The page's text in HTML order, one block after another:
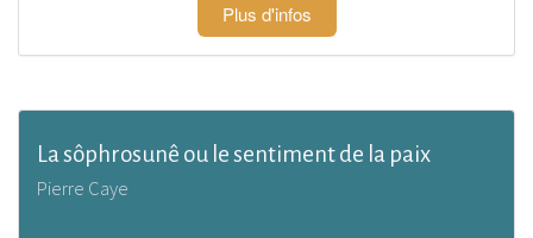
Plus d'infos
La sôphrosunê ou le sentiment de la paix
Pierre Caye